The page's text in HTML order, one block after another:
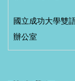
國立成功大學雙
辦公室